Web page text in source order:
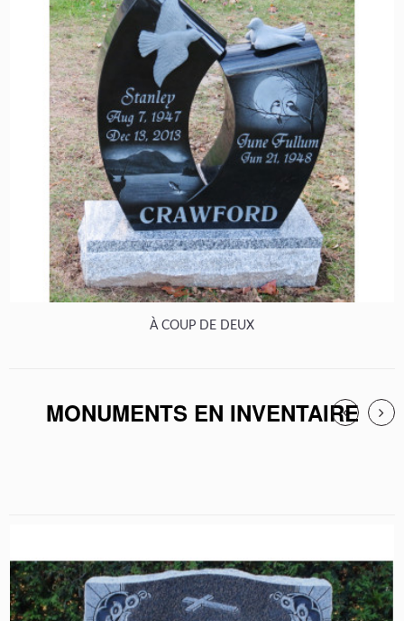
À COUP DE DEUX
MONUMENTS EN INVENTAIRE